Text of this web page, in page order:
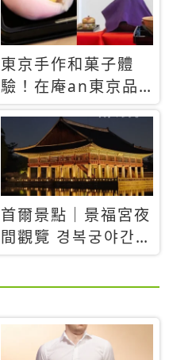
東京手作和菓子體
驗！在庵an東京品
味本格派日本茶道
首爾景點｜景福宮夜
間觀覽 경복궁야간관
람：2026年開放時
間、購票方式、實訪
與夜晚截然不同的宮
殿魅力